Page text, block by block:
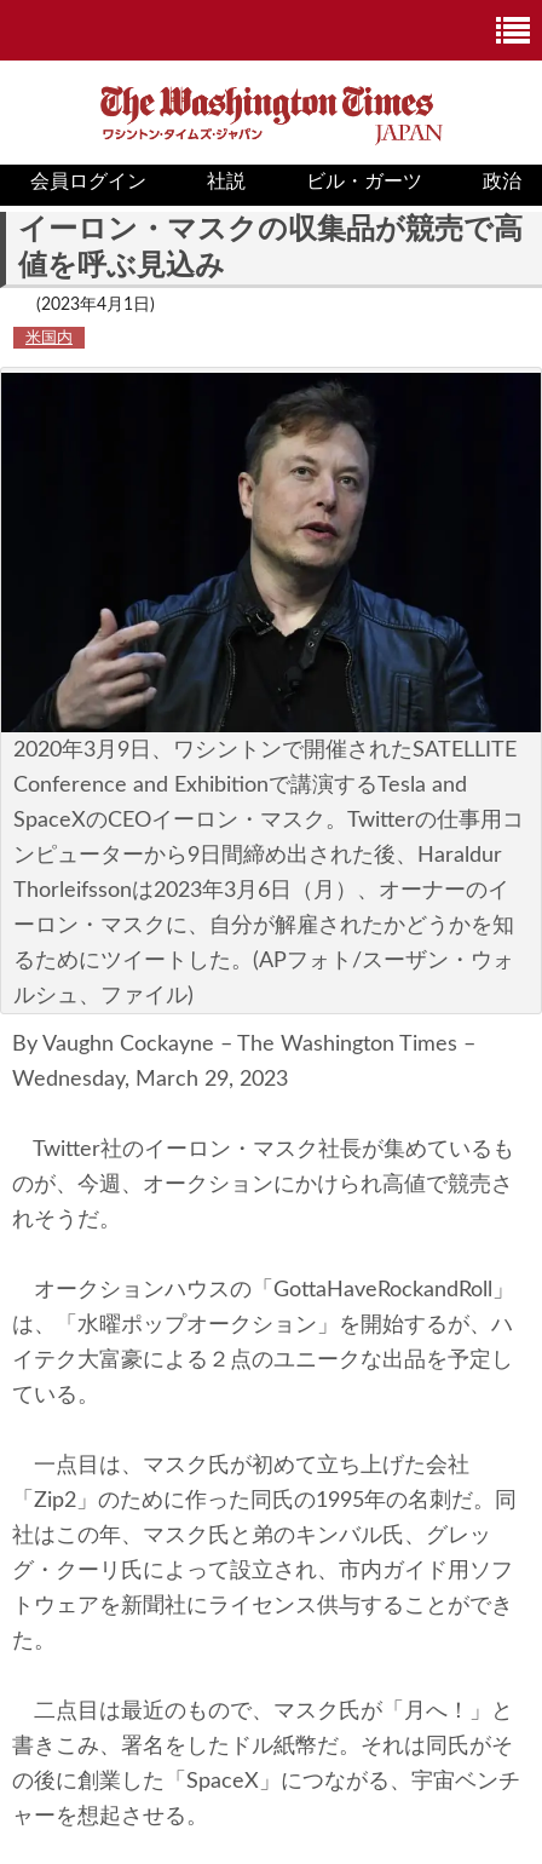
ニュース
政治
ビジネス・経済
カルチャー
ポリシー
税制・予算
エネルギー・環境
サイバーセキュリティ―
航空宇宙・防衛
国境・移民政策
テクノロジー
コメンタリー
東アジア
会員ログイン 社説 ビル・ガーツ 政治
イーロン・マスクの収集品が競売で高
値を呼ぶ見込み
(2023年4月1日)
米国内
2020年3月9日、ワシントンで開催されたSATELLITE
Conference and Exhibitionで講演するTesla and
SpaceXのCEOイーロン・マスク。Twitterの仕事用コ
ンピューターから9日間締め出された後、Haraldur
Thorleifssonは2023年3月6日（月）、オーナーのイ
ーロン・マスクに、自分が解雇されたかどうかを知
るためにツイートした。(APフォト/スーザン・ウォ
ルシュ、ファイル)
By Vaughn Cockayne – The Washington Times –
Wednesday, March 29, 2023
Twitter社のイーロン・マスク社長が集めているも
のが、今週、オークションにかけられ高値で競売さ
れそうだ。
オークションハウスの「GottaHaveRockandRoll」
は、「水曜ポップオークション」を開始するが、ハ
イテク大富豪による２点のユニークな出品を予定し
ている。
一点目は、マスク氏が初めて立ち上げた会社
「Zip2」のために作った同氏の1995年の名刺だ。同
社はこの年、マスク氏と弟のキンバル氏、グレッ
グ・クーリ氏によって設立され、市内ガイド用ソフ
トウェアを新聞社にライセンス供与することができ
た。
二点目は最近のもので、マスク氏が「月へ！」と
書きこみ、署名をしたドル紙幣だ。それは同氏がそ
の後に創業した「SpaceX」につながる、宇宙ベンチ
ャーを想起させる。